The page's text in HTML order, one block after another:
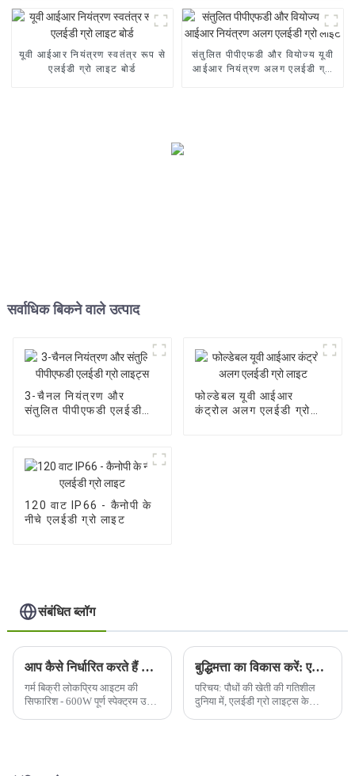
यूवी आईआर नियंत्रण स्वतंत्र रूप से
एलईडी ग्रो लाइट बोर्ड
संतुलित पीपीएफडी और वियोज्य यूवी
आईआर नियंत्रण अलग एलईडी ग्रो
सर्वाधिक बिकने वाले उत्पाद
3-चैनल नियंत्रण और
संतुलित पीपीएफडी एलईडी
फोल्डेबल यूवी आईआर
कंट्रोल अलग एलईडी ग्रो
120 वाट IP66 - कैनोपी के
नीचे एलईडी ग्रो लाइट
संबंधित ब्लॉग
आप कैसे निर्धारित करते हैं कि आपके पौधे की वृद्धि के लिए प्रकाश की कौन सी तरंगदैर्घ्य आवश्यक है?
गर्म बिक्री लोकप्रिय आइटम की
सिफारिश - 600W पूर्ण स्पेक्ट्रम उच्च
बुद्धिमत्ता का विकास करें: एलईडी ग्रो लाइट्स के साथ भविष्य को रोशन करें
परिचय: पौधों की खेती की गतिशील
दुनिया में, एलईडी ग्रो लाइट्स के